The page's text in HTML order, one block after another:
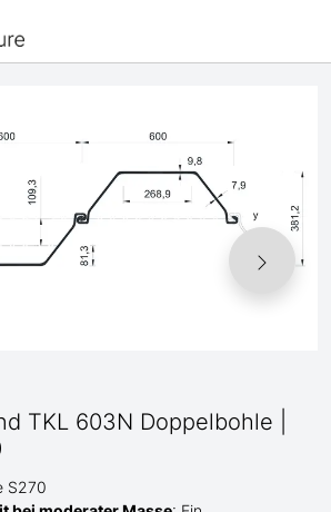
TKL 603N Doppelbohle |
S270